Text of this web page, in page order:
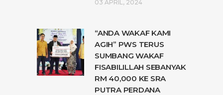
03 APRIL, 2024
“ANDA WAKAF KAMI
AGIH” PWS TERUS
SUMBANG WAKAF
FISABILILLAH SEBANYAK
RM 40,000 KE SRA
PUTRA PERDANA